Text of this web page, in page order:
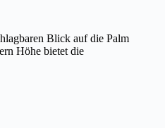
Blick auf die Palm
Höhe bietet die